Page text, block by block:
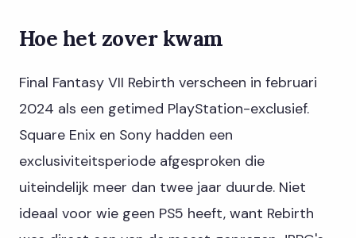
Hoe het zover kwam
Final Fantasy VII Rebirth verscheen in februari
2024 als een getimed PlayStation-exclusief.
Square Enix en Sony hadden een
exclusiviteitsperiode afgesproken die
uiteindelijk meer dan twee jaar duurde. Niet
ideaal voor wie geen PS5 heeft, want Rebirth